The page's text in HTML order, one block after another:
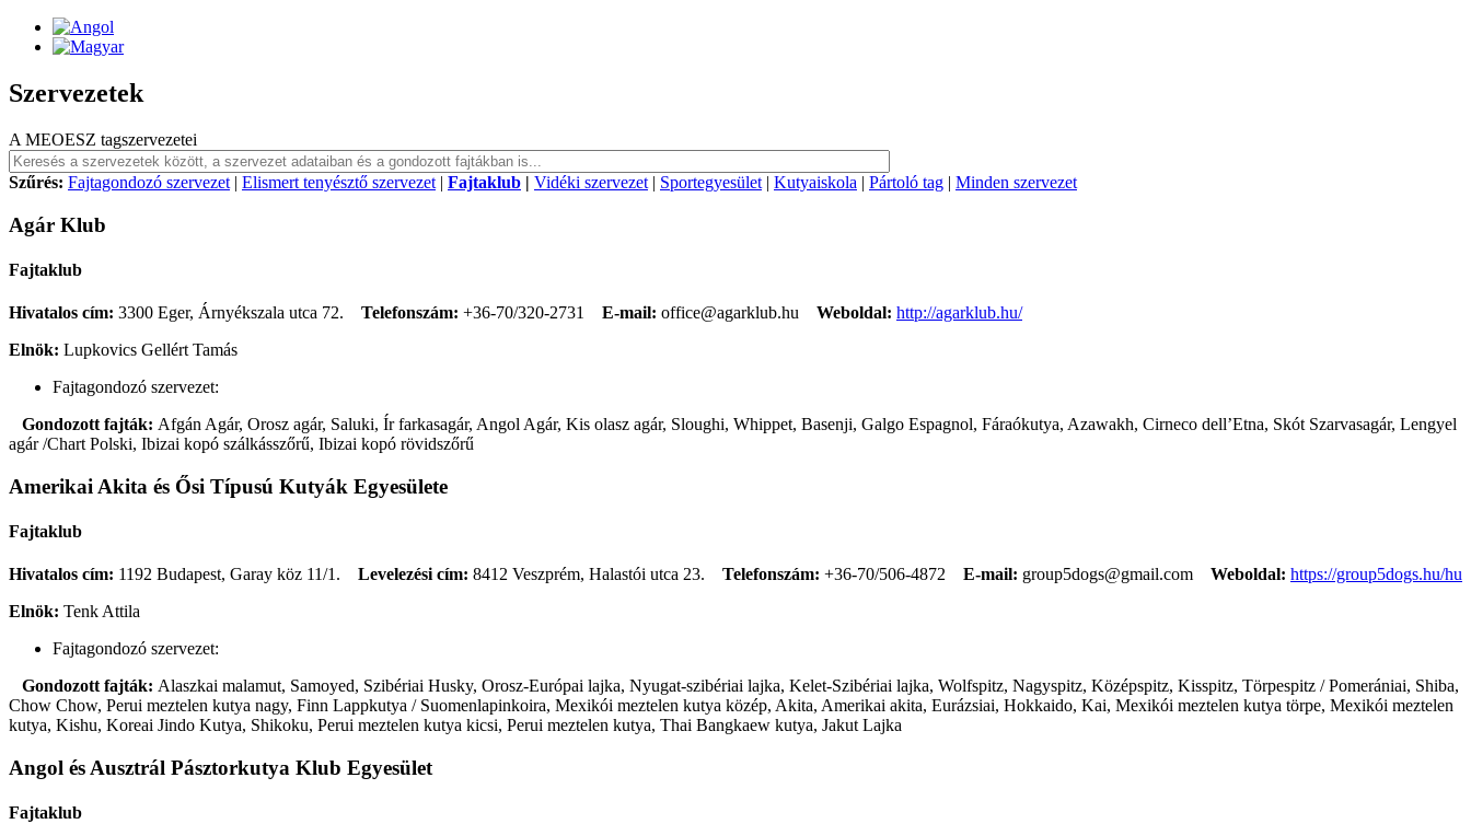
Szervezetek
A MEOESZ tagszervezetei
Szűrés: Fajtagondozó szervezet | Elismert tenyésztő szervezet | Fajtaklub | Vidéki szervezet | Sportegyesület | Kutyaiskola | Pártoló tag | Minden szervezet
Agár Klub
Fajtaklub
Hivatalos cím: 3300 Eger, Árnyékszala utca 72. Telefonszám: +36-70/320-2731 E-mail: office@agarklub.hu Weboldal: http://agarklub.hu/
Elnök: Lupkovics Gellért Tamás
Fajtagondozó szervezet:
Gondozott fajták: Afgán Agár, Orosz agár, Saluki, Ír farkasagár, Angol Agár, Kis olasz agár, Sloughi, Whippet, Basenji, Galgo Espagnol, Fáraókutya, Azawakh, Cirneco dell’Etna, Skót Szarvasagár, Lengyel
agár /Chart Polski, Ibizai kopó szálkásszőrű, Ibizai kopó rövidszőrű
Amerikai Akita és Ősi Típusú Kutyák Egyesülete
Fajtaklub
Hivatalos cím: 1192 Budapest, Garay köz 11/1. Levelezési cím: 8412 Veszprém, Halastói utca 23. Telefonszám: +36-70/506-4872 E-mail: group5dogs@gmail.com Weboldal: https://group5dogs.hu/hu
Elnök: Tenk Attila
Fajtagondozó szervezet:
Gondozott fajták: Alaszkai malamut, Samoyed, Szibériai Husky, Orosz-Európai lajka, Nyugat-szibériai lajka, Kelet-Szibériai lajka, Wolfspitz, Nagyspitz, Középspitz, Kisspitz, Törpespitz / Pomerániai, Shiba,
Chow Chow, Perui meztelen kutya nagy, Finn Lappkutya / Suomenlapinkoira, Mexikói meztelen kutya közép, Akita, Amerikai akita, Eurázsiai, Hokkaido, Kai, Mexikói meztelen kutya törpe, Mexikói meztelen
kutya, Kishu, Koreai Jindo Kutya, Shikoku, Perui meztelen kutya kicsi, Perui meztelen kutya, Thai Bangkaew kutya, Jakut Lajka
Angol és Ausztrál Pásztorkutya Klub Egyesület
Fajtaklub